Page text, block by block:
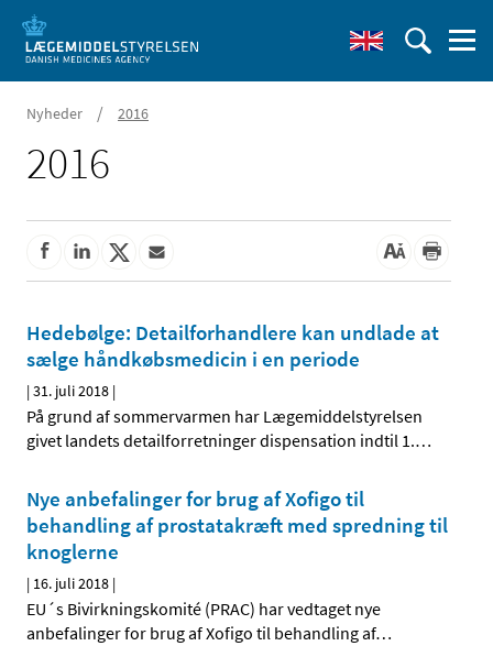
Nyheder / 2016
2016
Hedebølge: Detailforhandlere kan undlade at
sælge håndkøbsmedicin i en periode
|31. juli 2018 |
På grund af sommervarmen har Lægemiddelstyrelsen
givet landets detailforretninger dispensation indtil 1.…
Nye anbefalinger for brug af Xofigo til
behandling af prostatakræft med spredning til
knoglerne
| 16. juli 2018 |
EU´s Bivirkningskomité (PRAC) har vedtaget nye
anbefalinger for brug af Xofigo til behandling af…